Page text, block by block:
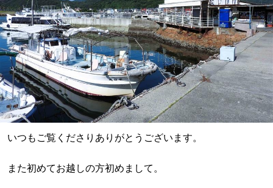
いつもご覧くださりありがとうございます。
また初めてお越しの方初めまして。